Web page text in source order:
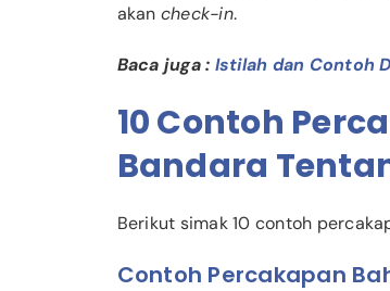
akan check-in.
Baca juga : Istilah dan Contoh
10 Contoh
Bandara
Berikut simak 10 contoh
Contoh Percakapan